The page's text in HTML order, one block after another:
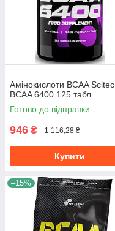
Амінокислоти BCAA Scitec
BCAA 6400 125 табл
Готово до відправки
946 ₴ 1 116,28 ₴
Купити
–15%